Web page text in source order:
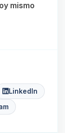
mismo
LinkedIn